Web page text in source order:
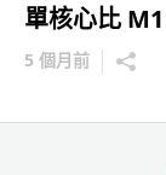
單核心比
5 個月前